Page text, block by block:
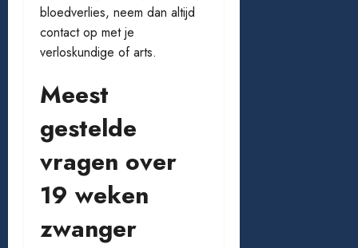
bloedverlies, neem dan altijd
contact op met je
verloskundige of arts.
Meest
gestelde
vragen over
19 weken
zwanger